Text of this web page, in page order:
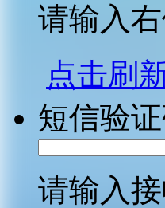
请输入
点击刷
短信验证
请输入